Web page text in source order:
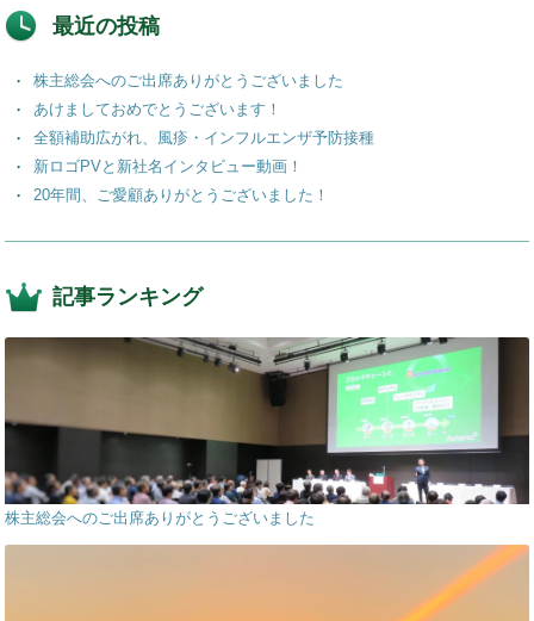
o
o
k
n
最近の投稿
株主総会へのご出席ありがとうございました
あけましておめでとうございます！
全額補助広がれ、風疹・インフルエンザ予防接種
新ロゴPVと新社名インタビュー動画！
20年間、ご愛顧ありがとうございました！
記事ランキング
株主総会へのご出席ありがとうございました